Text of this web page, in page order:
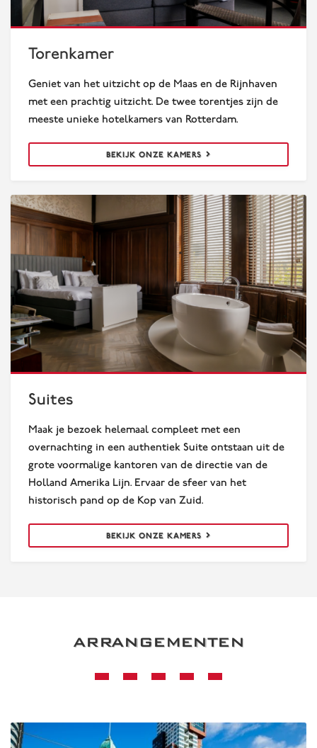
Torenkamer
Geniet van het uitzicht op de Maas en de Rijnhaven
met een prachtig uitzicht. De twee torentjes zijn de
meeste unieke hotelkamers van Rotterdam.
BEKIJK ONZE KAMERS
Suites
Maak je bezoek helemaal compleet met een
overnachting in een authentiek Suite ontstaan uit de
grote voormalige kantoren van de directie van de
Holland Amerika Lijn. Ervaar de sfeer van het
historisch pand op de Kop van Zuid.
BEKIJK ONZE KAMERS
ARRANGEMENTEN